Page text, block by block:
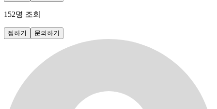
152명 조회
찜하기 문의하기